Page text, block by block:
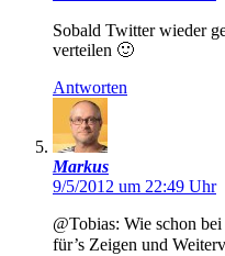
Sobald Twitter wieder
verteilen 🙂
Antworten
Markus
9/5/2012 um 22:49 Uhr
@Tobias: Wie schon
für’s Zeigen und